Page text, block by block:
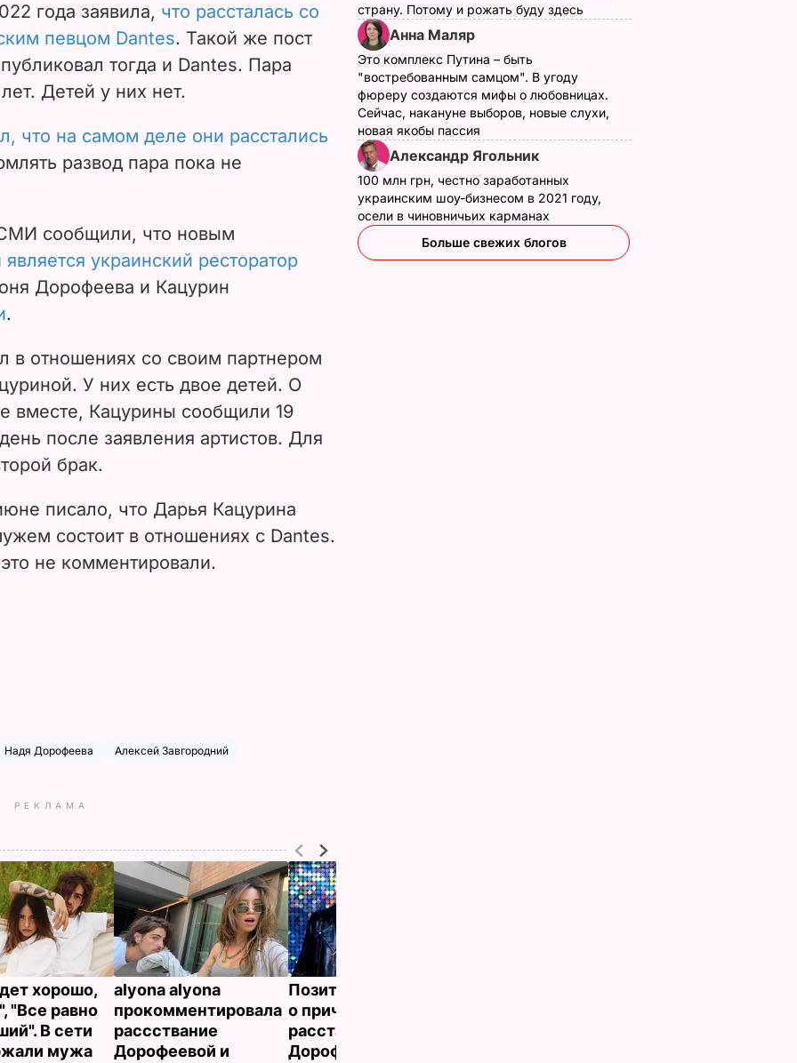
года заявила, что рассталась со
певцом Dantes. Такой же пост
тогда и Dantes. Пара
Детей у них нет.
что на самом деле они расстались
развод пара пока не
сообщили, что новым
является украинский ресторатор
Дорофеева и Кацурин
.
в отношениях со своим партнером
У них есть двое детей. О
вместе, Кацурины сообщили 19
после заявления артистов. Для
брак.
писало, что Дарья Кацурина
состоит в отношениях с Dantes.
не комментировали.
Надя Дорофеева
Алексей Завгородний
РЕКЛАМА
хорошо,
"Все равно
В сети
мужа
alyona alyona
прокомментировала
раccствание
Дорофеевой и
Позитив высказался
о причинах
расставания
Дорофеевой с
страну. Потому и рожать буду здесь
Анна Маляр
Это комплекс Путина – быть
"востребованным самцом". В угоду
фюреру создаются мифы о любовницах.
Сейчас, накануне выборов, новые слухи,
новая якобы пассия
Александр Ягольник
100 млн грн, честно заработанных
украинским шоу-бизнесом в 2021 году,
осели в чиновничьих карманах
Больше свежих блогов